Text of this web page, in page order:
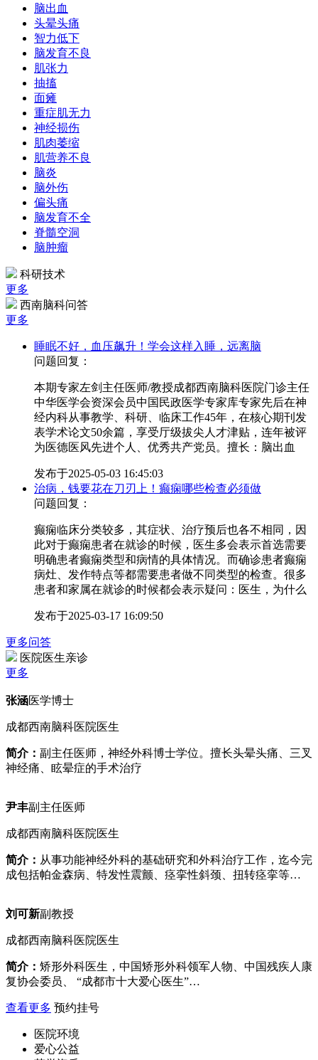
脑出血
头晕头痛
智力低下
脑发育不良
肌张力
抽搐
面瘫
重症肌无力
神经损伤
肌肉萎缩
肌营养不良
脑炎
脑外伤
偏头痛
脑发育不全
脊髓空洞
脑肿瘤
科研技术
更多
西南脑科问答
更多
睡眠不好，血压飙升！学会这样入睡，远离脑
问题回复：
本期专家左剑主任医师/教授成都西南脑科医院门诊主任
中华医学会资深会员中国民政医学专家库专家先后在神
经内科从事教学、科研、临床工作45年，在核心期刊发
表学术论文50余篇，享受厅级拔尖人才津贴，连年被评
为医德医风先进个人、优秀共产党员。擅长：脑出血
发布于2025-05-03 16:45:03
治病，钱要花在刀刃上！癫痫哪些检查必须做
问题回复：
癫痫临床分类较多，其症状、治疗预后也各不相同，因
此对于癫痫患者在就诊的时候，医生多会表示首选需要
明确患者癫痫类型和病情的具体情况。而确诊患者癫痫
病灶、发作特点等都需要患者做不同类型的检查。很多
患者和家属在就诊的时候都会表示疑问：医生，为什么
发布于2025-03-17 16:09:50
更多问答
医院医生亲诊
更多
张涵医学博士
成都西南脑科医院医生
简介： 副主任医师，神经外科博士学位。擅长头晕头痛、三叉
神经痛、眩晕症的手术治疗
尹丰副主任医师
成都西南脑科医院医生
简介： 从事功能神经外科的基础研究和外科治疗工作，迄今完
成包括帕金森病、特发性震颤、痉挛性斜颈、扭转痉挛等…
刘可新副教授
成都西南脑科医院医生
简介： 矫形外科医生，中国矫形外科领军人物、中国残疾人康
复协会委员、 “成都市十大爱心医生”…
查看更多 预约挂号
医院环境
爱心公益